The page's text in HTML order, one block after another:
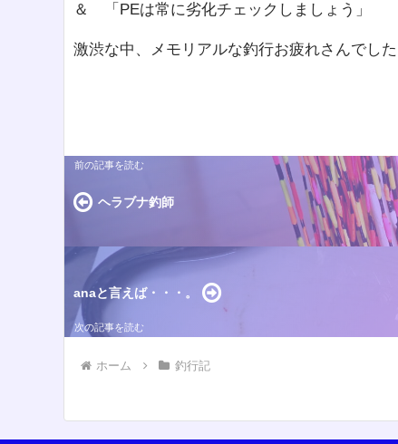
＆ 「PEは常に劣化チェックしましょう」
激渋な中、メモリアルな釣行お疲れさんでし
ヘラブナ釣師
anaと言えば・・・。
ホーム 釣行記